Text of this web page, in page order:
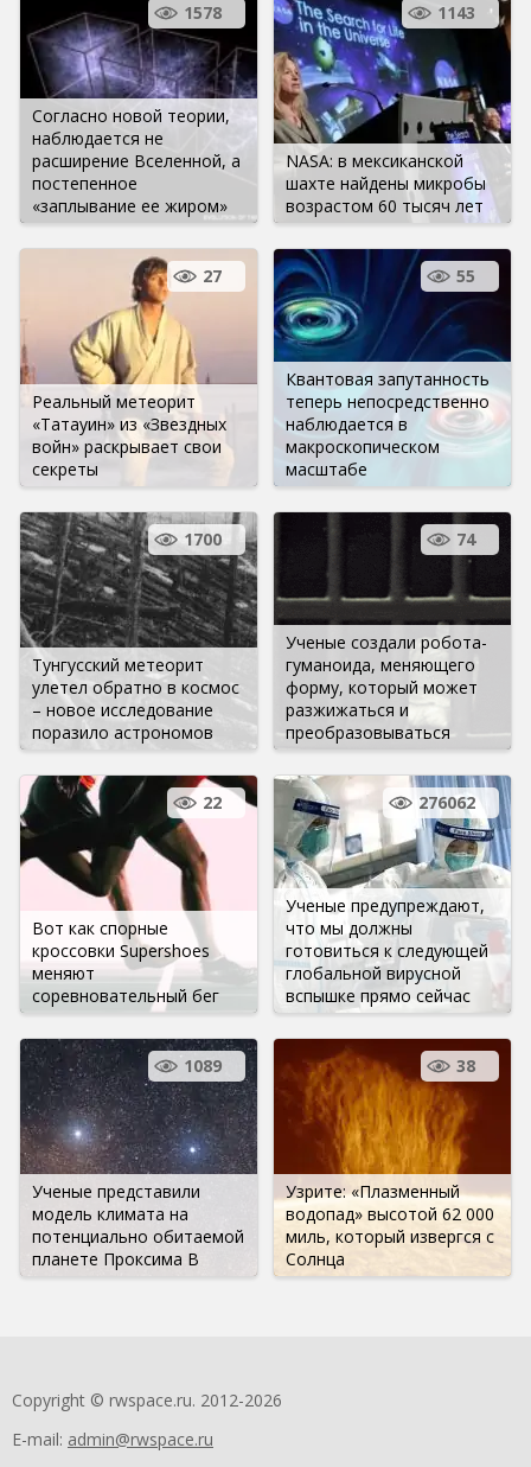
Согласно новой теории,
наблюдается не
расширение Вселенной, а
постепенное
«заплывание ее жиром»
1578
NASA: в мексиканской
шахте найдены микробы
возрастом 60 тысяч лет
1143
Реальный метеорит
«Татауин» из «Звездных
войн» раскрывает свои
секреты
27
Квантовая запутанность
теперь непосредственно
наблюдается в
макроскопическом
масштабе
55
Тунгусский метеорит
улетел обратно в космос
– новое исследование
поразило астрономов
1700
Ученые создали робота-
гуманоида, меняющего
форму, который может
разжижаться и
преобразовываться
74
Вот как спорные
кроссовки Supershoes
меняют
соревновательный бег
22
Ученые предупреждают,
что мы должны
готовиться к следующей
глобальной вирусной
вспышке прямо сейчас
276062
Ученые представили
модель климата на
потенциально обитаемой
планете Проксима В
1089
Узрите: «Плазменный
водопад» высотой 62 000
миль, который извергся с
Солнца
38
Copyright © rwspace.ru. 2012-2026
E-mail: admin@rwspace.ru